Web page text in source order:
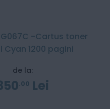
-Cartus toner
Cyan 1200 pagini
de la:
00 Lei